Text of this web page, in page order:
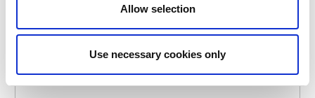
Allow selection
Use necessary cookies only